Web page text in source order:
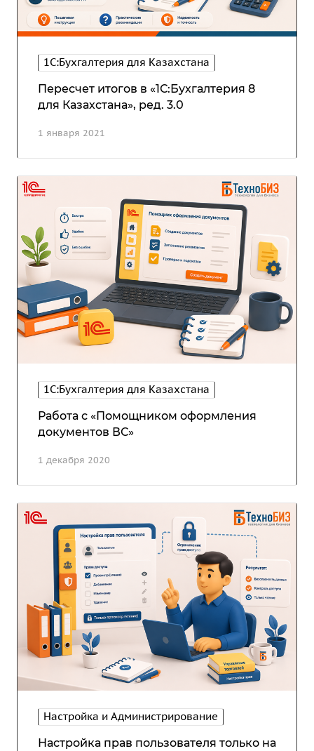
1С:Бухгалтерия для Казахстана
1 января 2021
Пересчет итогов в «1С:Бухгалтерия 8
для Казахстана», ред. 3.0
1С:Бухгалтерия для Казахстана
1 декабря 2020
Работа с «Помощником оформления
документов ВС»
Настройка и Администрирование
Настройка прав пользователя только на